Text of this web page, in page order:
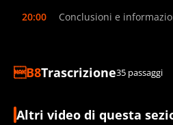
20:00
Conclusioni e
Trascrizione35 passaggi
Altri video di questa